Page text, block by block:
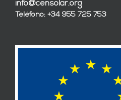
info@censolar.org
Teléfono: +34 955 725 753